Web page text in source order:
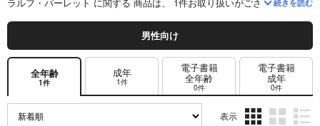
続きを読む
男性向け
全年齢
1件
成年
1件
電子書籍
全年齢
0件
電子書籍
成年
0件
表示